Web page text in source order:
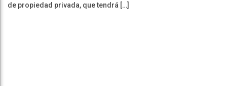
de propiedad privada, que tendrá […]